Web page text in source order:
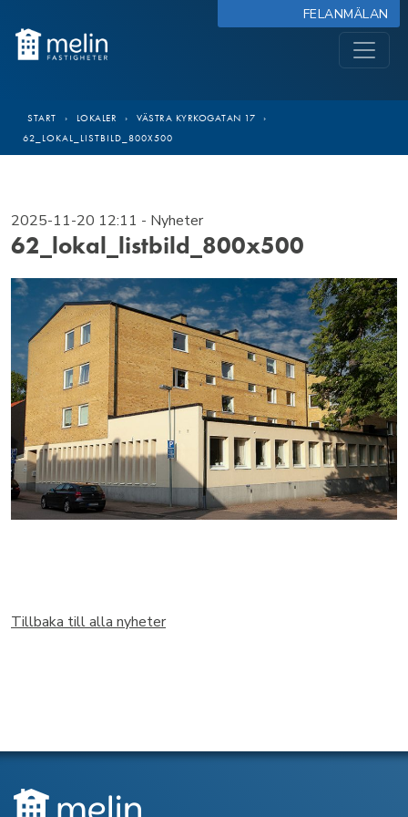
FELANMÄLAN
START › LOKALER › VÄSTRA KYRKOGATAN 17
›
62_LOKAL_LISTBILD_800X500
2025-11-20 12:11 - Nyheter
62_lokal_listbild_800x500
Tillbaka till alla nyheter